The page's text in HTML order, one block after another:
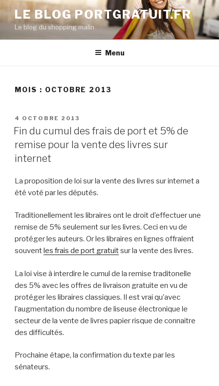
au
contenu
principal
LE BLOG PORTGRATUIT.FR
Le blog du shopping malin
Menu
MOIS : OCTOBRE 2013
PUBLIÉ
LE
4 OCTOBRE 2013
Fin du cumul des frais de port et 5% de
remise pour la vente des livres sur
internet
La proposition de loi sur la vente des livres sur internet a
été voté par les députés.
Traditionellement les libraires ont le droit d’effectuer une
remise de 5% seulement sur les livres. Ceci en vu de
protéger les auteurs. Or les libraires en lignes offraient
souventles frais de port gratuitsur la vente des livres.
La loi vise à interdire le cumul de la remise traditonelle
des 5% avec les offres de livraison gratuite en vu de
protéger les libraires classiques. Il est vrai qu’avec
l’augmentation du nombre de liseuse électronique le
secteur de la vente de livres papier risque de connaitre
des difficultés.
Prochaine étape, la confirmation du texte par les
sénateurs.